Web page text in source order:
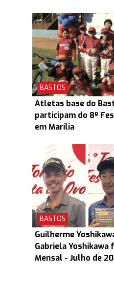
BASTOS
Atletas base do
participam do 8º
em Marília
BASTOS
Guilherme
Gabriela
Mensal - Julho de